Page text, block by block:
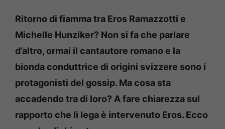
Ritorno di fiamma tra Eros Ramazzotti e
Michelle Hunziker? Non si fa che parlare
d’altro, ormai il cantautore romano e la
bionda conduttrice di origini svizzere sono i
protagonisti del gossip. Ma cosa sta
accadendo tra di loro? A fare chiarezza sul
rapporto che li lega è intervenuto Eros. Ecco